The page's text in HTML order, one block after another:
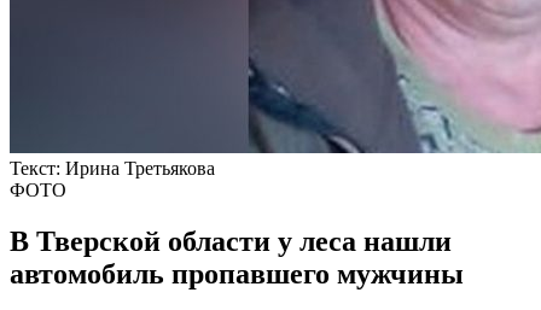
Текст: Ирина Третьякова
ФОТО
В Тверской области у леса нашли
автомобиль пропавшего мужчины